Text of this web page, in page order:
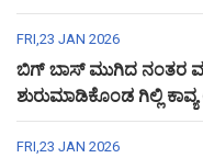
FRI,23 JAN 2026
ಬಿಗ್ ಬಾಸ್ ಮುಗಿದ ನಂತರ
ಶುರುಮಾಡಿಕೊಂಡ ಗಿಲ್ಲಿ
FRI,23 JAN 2026